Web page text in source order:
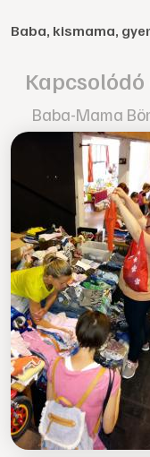
Baba, kismama,
Baba-Mama